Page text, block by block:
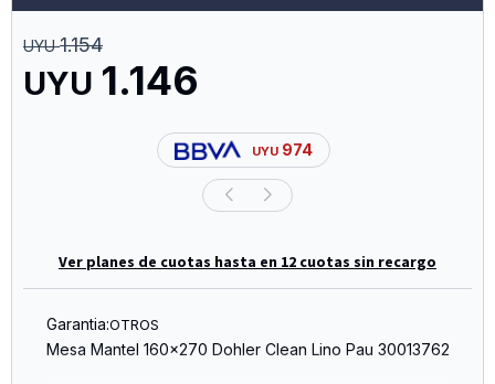
UYU 1.146
UYU 1.154
UYU 974
Ver planes de cuotas hasta en 12 cuotas sin recargo
Garantia:OTROS
Mesa Mantel 160x270 Dohler Clean Lino Pau 30013762